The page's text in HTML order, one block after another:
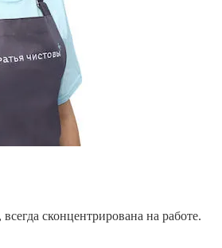
сконцентрирована на работе.